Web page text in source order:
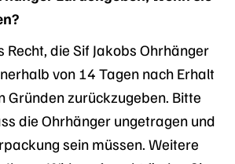
Recht, die Sif Jakobs Ohrhänger
von 14 Tagen nach Erhalt
Gründen zurückzugeben. Bitte
die Ohrhänger ungetragen und
sein müssen. Weitere